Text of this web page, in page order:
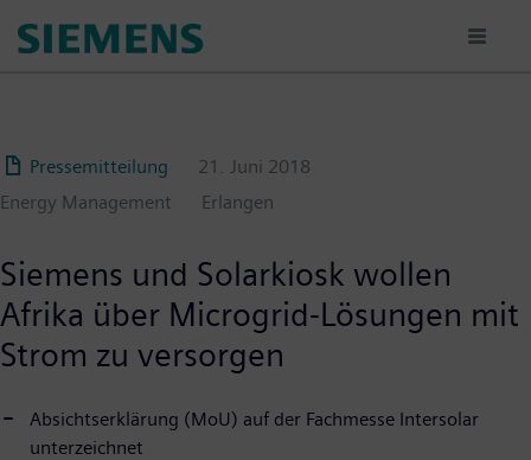
para
Pressemitteilung
21. Juni 2018
Energy Management
Erlangen
Siemens und Solarkiosk wollen
Afrika über Microgrid-Lösungen mit
Strom zu versorgen
Absichtserklärung (MoU) auf der Fachmesse Intersolar
unterzeichnet